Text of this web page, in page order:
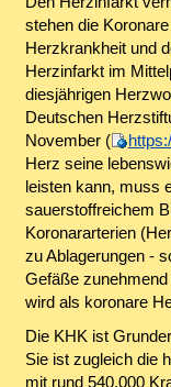
stehen die Koronare
Herzkrankheit und
Herzinfarkt im
diesjährigen
Deutschen
November (
Herz seine
leisten kann, muss
sauerstoffreichem
Koronararterien
zu Ablagerungen -
Gefäße
wird als koronare
Die KHK ist
Sie ist zugleich die
mit rund 540.000